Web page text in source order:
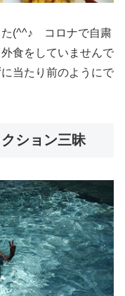
た(^^♪ コロナで自粛
食をしていませんで
当たり前のようにで
ション三昧